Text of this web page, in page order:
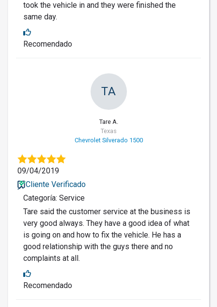
took the vehicle in and they were finished the
same day.
Recomendado
TA
Tare A.
Texas
Chevrolet Silverado 1500
09/04/2019
Cliente Verificado
Categoría: Service
Tare said the customer service at the business is
very good always. They have a good idea of what
is going on and how to fix the vehicle. He has a
good relationship with the guys there and no
complaints at all.
Recomendado